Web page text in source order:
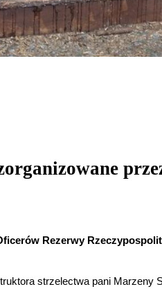
Rezerwy
strzelectwa pani Marzeny